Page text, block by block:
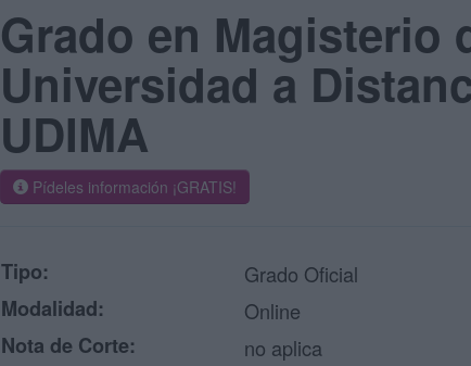
Grado en Magisterio
Universidad a
UDIMA
Pídeles información ¡GRATIS!
Tipo:
Grado Oficial
Modalidad:
Online
Nota de Corte:
no aplica